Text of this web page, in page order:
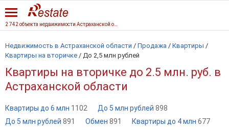
Недвижимость в Астраханской области / Продажа / Квартиры /
Квартиры на вторичке / До 2,5 млн рублей
Квартиры на вторичке до 2.5 млн. руб. в
Астраханской области
Квартиры до 6 млн 1102 До 5 млн рублей 898
До 5 млн рублей 891 Обмен 891 Квартиры до 4 млн 677